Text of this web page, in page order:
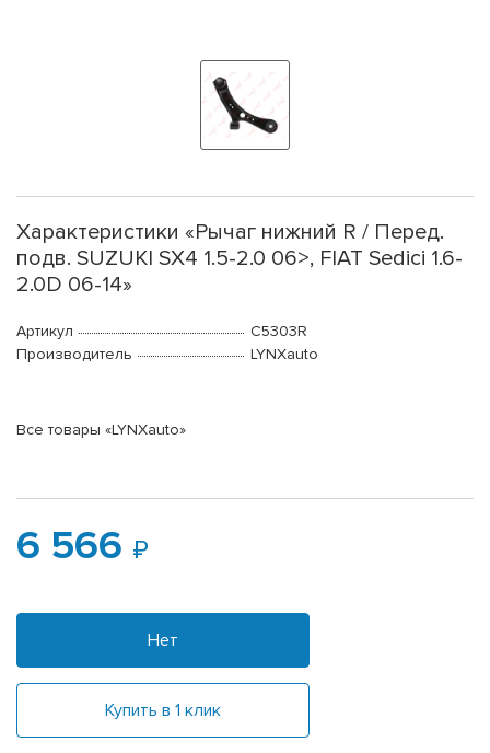
Характеристики «Рычаг нижний R / Перед.
подв. SUZUKI SX4 1.5-2.0 06>, FIAT Sedici 1.6-
2.0D 06-14»
Артикул
C5303R
Производитель
LYNXauto
Все товары «LYNXauto»
6 566
Нет
Купить в 1 клик